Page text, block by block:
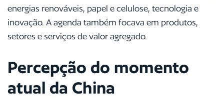
energias renováveis, papel e celulose, tecnologia e
inovação. A agenda também focava em produtos,
setores e serviços de valor agregado.
Percepção do momento
atual da China